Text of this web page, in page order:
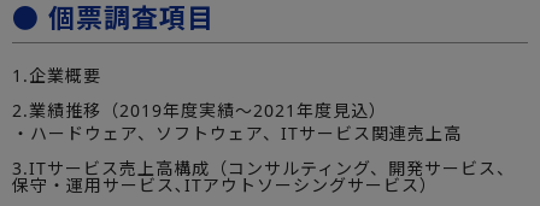
● 個票調査項目
1.企業概要
2.業績推移（2019年度実績～2021年度見込）
・ハードウェア、ソフトウェア、ITサービス関連売上高
3.ITサービス売上高構成（コンサルティング、開発サービス、
保守・運用サービス､ITアウトソーシングサービス）